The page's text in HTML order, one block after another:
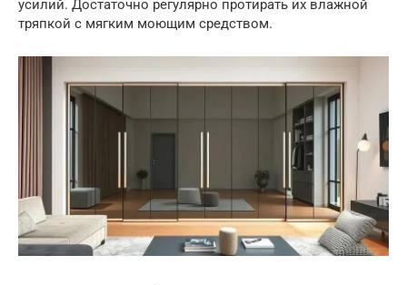
усилий. Достаточно регулярно протирать их влажной
тряпкой с мягким моющим средством.